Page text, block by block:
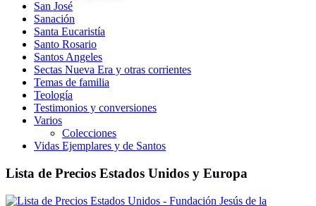
San José
Sanación
Santa Eucaristía
Santo Rosario
Santos Angeles
Sectas Nueva Era y otras corrientes
Temas de familia
Teología
Testimonios y conversiones
Varios
Colecciones
Vidas Ejemplares y de Santos
Lista de Precios Estados Unidos y Europa